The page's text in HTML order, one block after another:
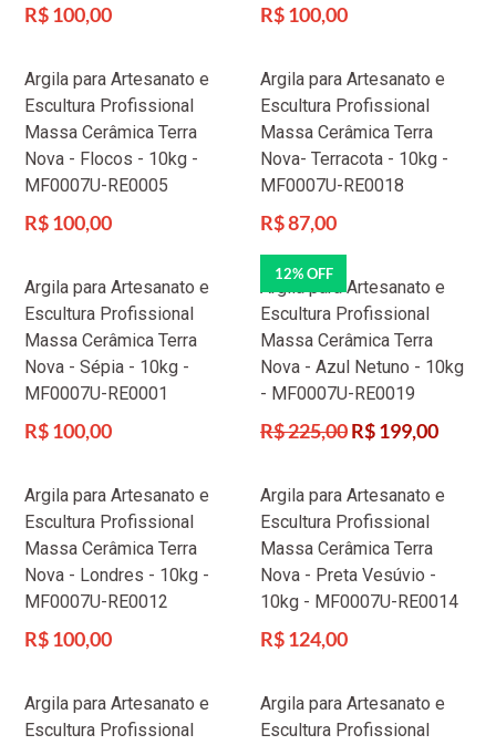
Preço
R$ 100,00
Preço
R$ 100,00
Argila para Artesanato e
Escultura Profissional
Massa Cerâmica Terra
Nova - Flocos - 10kg -
MF0007U-RE0005
Preço
R$ 100,00
Argila para Artesanato e
Escultura Profissional
Massa Cerâmica Terra
Nova- Terracota - 10kg -
MF0007U-RE0018
Preço
R$ 87,00
Argila para Artesanato e
Escultura Profissional
Massa Cerâmica Terra
Nova - Sépia - 10kg -
MF0007U-RE0001
Preço
R$ 100,00
12% OFF
Argila para Artesanato e
Escultura Profissional
Massa Cerâmica Terra
Nova - Azul Netuno - 10kg
- MF0007U-RE0019
Preço
R$ 225,00R$ 199,00
Argila para Artesanato e
Escultura Profissional
Massa Cerâmica Terra
Nova - Londres - 10kg -
MF0007U-RE0012
Preço
R$ 100,00
Argila para Artesanato e
Escultura Profissional
Massa Cerâmica Terra
Nova - Preta Vesúvio -
10kg - MF0007U-RE0014
Preço
R$ 124,00
Argila para Artesanato e
Escultura Profissional
Argila para Artesanato e
Escultura Profissional